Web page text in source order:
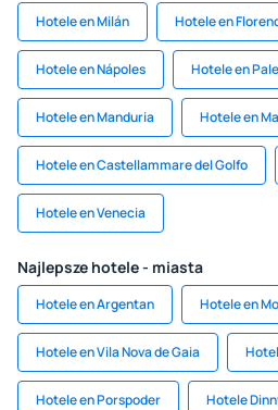
Hotele en Milán Hotele en
Hotele en Nápoles Hotele en
Hotele en Manduria Hotele en
Hotele en Castellammare del Golfo
Hotele en Venecia
Najlepsze hotele - miasta
Hotele en Argentan Hotele en
Hotele en Vila Nova de Gaia
Hotele en Porspoder Hotele